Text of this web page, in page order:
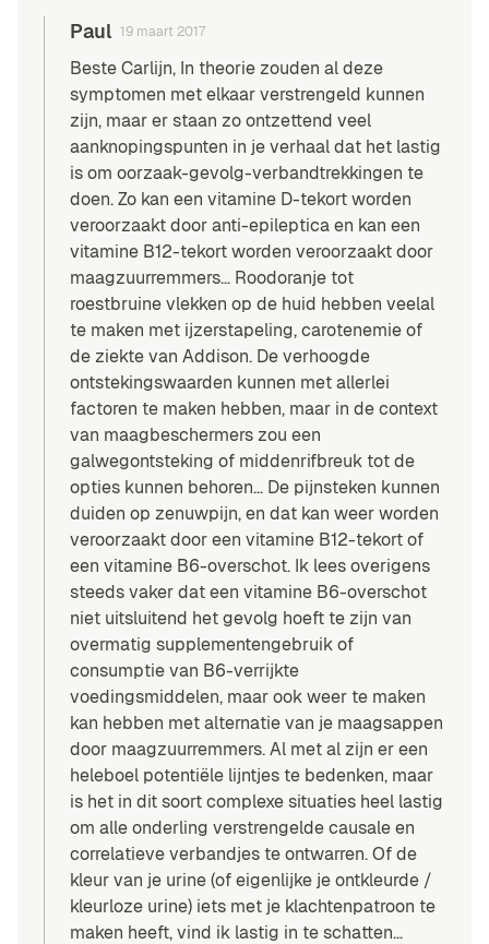
Paul 19 maart 2017
Beste Carlijn, In theorie zouden al deze
symptomen met elkaar verstrengeld kunnen
zijn, maar er staan zo ontzettend veel
aanknopingspunten in je verhaal dat het lastig
is om oorzaak-gevolg-verbandtrekkingen te
doen. Zo kan een vitamine D-tekort worden
veroorzaakt door anti-epileptica en kan een
vitamine B12-tekort worden veroorzaakt door
maagzuurremmers… Roodoranje tot
roestbruine vlekken op de huid hebben veelal
te maken met ijzerstapeling, carotenemie of
de ziekte van Addison. De verhoogde
ontstekingswaarden kunnen met allerlei
factoren te maken hebben, maar in de context
van maagbeschermers zou een
galwegontsteking of middenrifbreuk tot de
opties kunnen behoren… De pijnsteken kunnen
duiden op zenuwpijn, en dat kan weer worden
veroorzaakt door een vitamine B12-tekort of
een vitamine B6-overschot. Ik lees overigens
steeds vaker dat een vitamine B6-overschot
niet uitsluitend het gevolg hoeft te zijn van
overmatig supplementengebruik of
consumptie van B6-verrijkte
voedingsmiddelen, maar ook weer te maken
kan hebben met alternatie van je maagsappen
door maagzuurremmers. Al met al zijn er een
heleboel potentiële lijntjes te bedenken, maar
is het in dit soort complexe situaties heel lastig
om alle onderling verstrengelde causale en
correlatieve verbandjes te ontwarren. Of de
kleur van je urine (of eigenlijke je ontkleurde /
kleurloze urine) iets met je klachtenpatroon te
maken heeft, vind ik lastig in te schatten…